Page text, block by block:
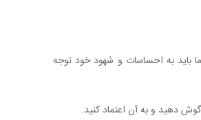
باید به احساسات و شهود خود توجه
دهید و به آن اعتماد کنید.